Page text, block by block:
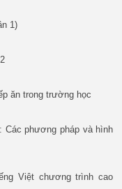
1)
ăn trong trường học
Các phương pháp và hình
Việt chương trình cao